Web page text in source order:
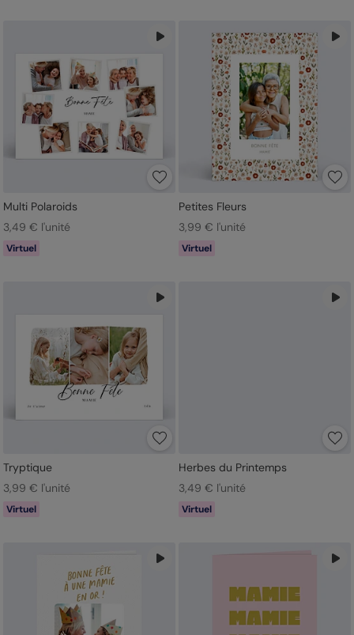
Multi Polaroids
3,49 € l'unité
Virtuel
Petites Fleurs
3,99 € l'unité
Virtuel
Tryptique
3,99 € l'unité
Virtuel
Herbes du Printemps
3,49 € l'unité
Virtuel